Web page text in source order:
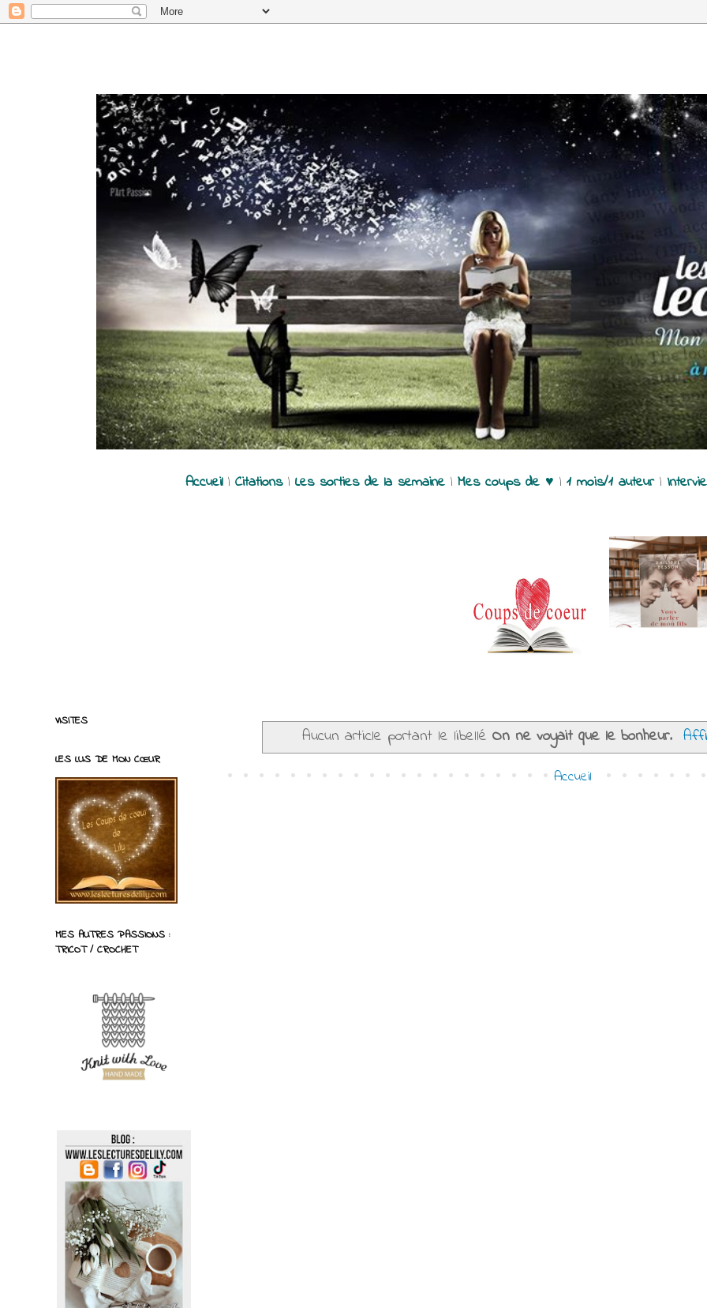
Accueil| Citations| Les sorties de la semaine| Mes coups de ♥ | 1 mois/1 auteur|
Aucun article portant le libellé On ne voyait que le bonheur.
Accueil
VISITES
LES LUS DE MON CŒUR
MES AUTRES PASSIONS :
TRICOT / CROCHET